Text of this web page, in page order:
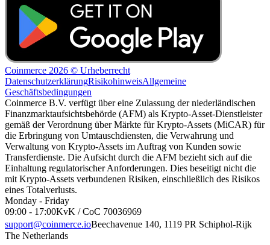
Coinmerce 2026 © Urheberrecht
DatenschutzerklärungRisikohinweisAllgemeine
Geschäftsbedingungen
Coinmerce B.V. verfügt über eine Zulassung der niederländischen
Finanzmarktaufsichtsbehörde (AFM) als Krypto-Asset-Dienstleister
gemäß der Verordnung über Märkte für Krypto-Assets (MiCAR) für
die Erbringung von Umtauschdiensten, die Verwahrung und
Verwaltung von Krypto-Assets im Auftrag von Kunden sowie
Transferdienste. Die Aufsicht durch die AFM bezieht sich auf die
Einhaltung regulatorischer Anforderungen. Dies beseitigt nicht die
mit Krypto-Assets verbundenen Risiken, einschließlich des Risikos
eines Totalverlusts.
Monday - Friday
09:00 - 17:00KvK / CoC 70036969
support@coinmerce.ioBeechavenue 140, 1119 PR Schiphol-Rijk
The Netherlands